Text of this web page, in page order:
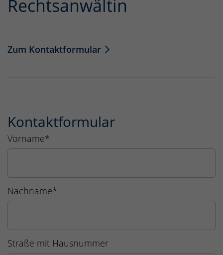
Rechtsanwältin
Zum Kontaktformular
Kontaktformular
Vorname*
Nachname*
Straße mit Hausnummer